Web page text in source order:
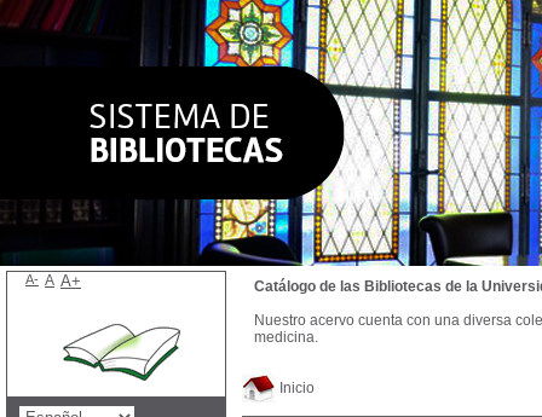
Inicio
Catálogo de las Bibliotecas de la
Nuestro acervo cuenta con una diversa
medicina.
A- A A+